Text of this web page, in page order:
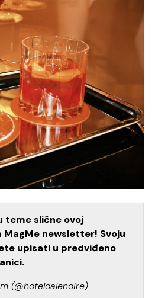
teme slične ovoj
newsletter! Svoju
upisati u predviđeno
(@hoteloalenoire)